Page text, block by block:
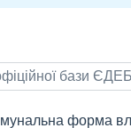
бази
форма